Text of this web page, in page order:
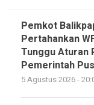
Pemkot
Pertahankan
Tunggu Aturan
Pemerintah
5 Agustus 2026 -